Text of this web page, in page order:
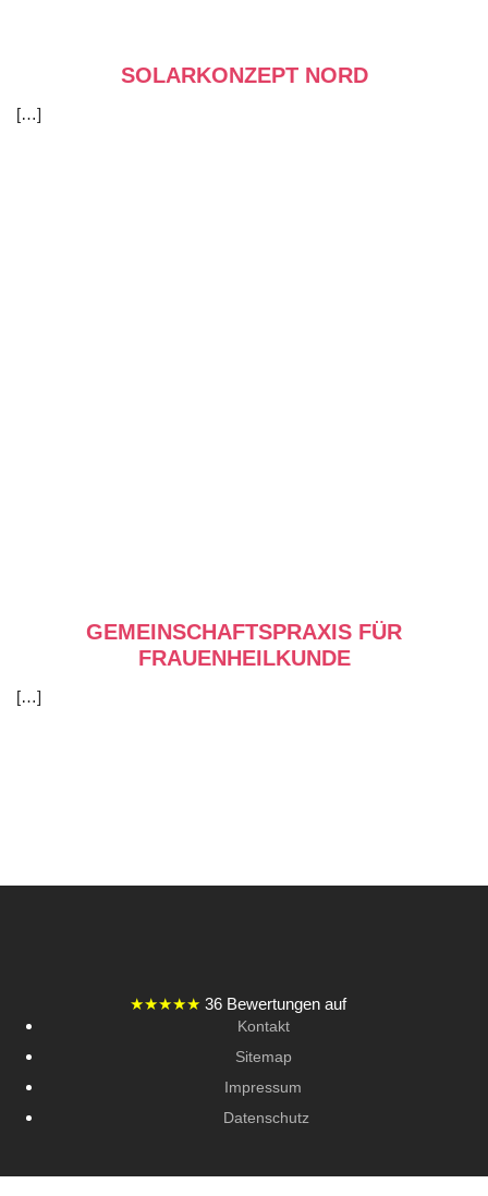
SOLARKONZEPT NORD
[…]
GEMEINSCHAFTSPRAXIS FÜR
FRAUENHEILKUNDE
[…]
★★★★★ 36 Bewertungen auf
Kontakt
Sitemap
Impressum
Datenschutz